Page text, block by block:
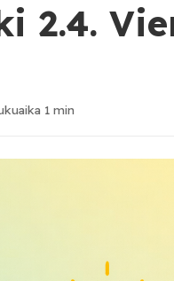
2.4.
1 min